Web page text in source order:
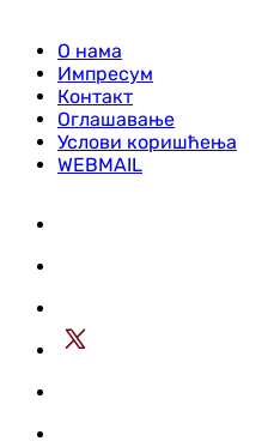
О нама
Импресум
Контакт
Оглашавање
Услови коришћења
WEBMAIL